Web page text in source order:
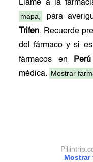
Llame a la
mapa,
para
Trifen. Recuerde
del fármaco y si
fármacos en
Perú
médica. Mostrar
Mostrar